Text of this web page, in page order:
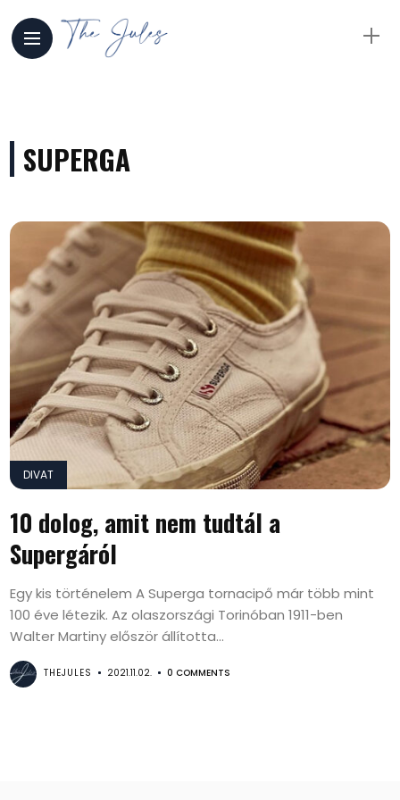
SUPERGA
DIVAT
10 dolog, amit nem tudtál a
Supergáról
Egy kis történelem A Superga tornacipő már több mint
100 éve létezik. Az olaszországi Torinóban 1911-ben
Walter Martiny először állította...
THEJULES 2021.11.02. 0 COMMENTS